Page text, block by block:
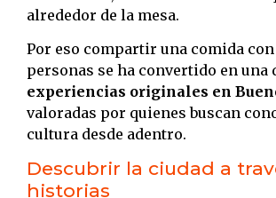
alrededor de la mesa.
Por eso compartir una comida
personas se ha convertido en una
experiencias originales en
valoradas por quienes buscan
cultura desde adentro.
Descubrir la ciudad a
historias